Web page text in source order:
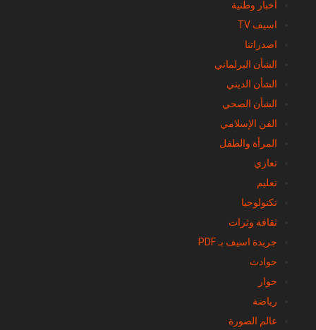
اسيف TV
اصدراتنا
الشأن البرلماني
الشأن الديني
الشأن الصحي
الفن الإسلامي
المرأة والطفل
تعازي
تعليم
تكنولوجيا
ثقافة وثرات
جريدة اسيف بـ PDF
حوادث
حوار
رياضة
عالم الصورة
عالم المخطوطات